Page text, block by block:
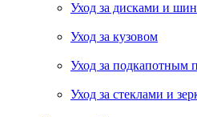
Уход за дисками и
Уход за кузовом
Уход за подкапотным
Уход за стеклами и